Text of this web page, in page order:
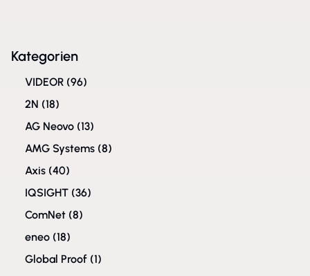
Kategorien
VIDEOR (96)
2N (18)
AG Neovo (13)
AMG Systems (8)
Axis (40)
IQSIGHT (36)
ComNet (8)
eneo (18)
Global Proof (1)